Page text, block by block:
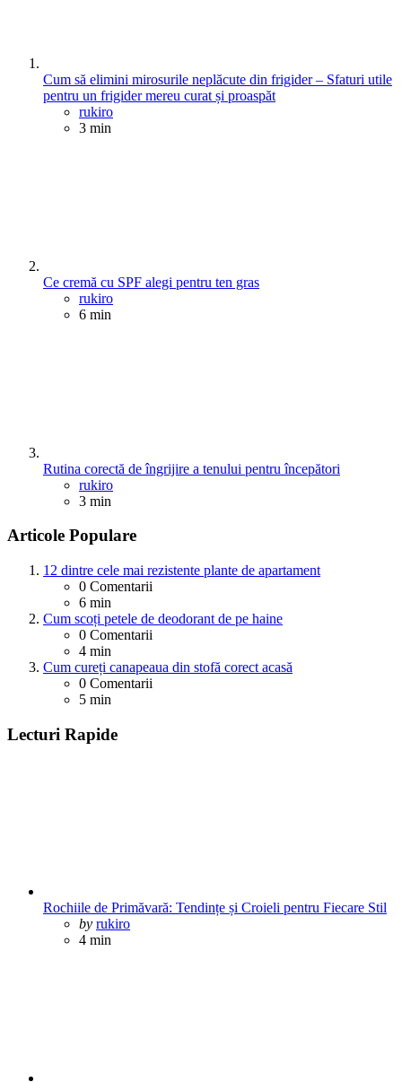
Cum să elimini mirosurile neplăcute din frigider – Sfaturi utile
pentru un frigider mereu curat și proaspăt
Posted
rukiro
3 min
Ce cremă cu SPF alegi pentru ten gras
Posted
rukiro
6 min
Rutina corectă de îngrijire a tenului pentru începători
Posted
rukiro
3 min
Articole Populare
12 dintre cele mai rezistente plante de apartament
0 Comentarii
6 min
Cum scoți petele de deodorant de pe haine
0 Comentarii
4 min
Cum cureți canapeaua din stofă corect acasă
0 Comentarii
5 min
Lecturi Rapide
Rochiile de Primăvară: Tendințe și Croieli pentru Fiecare Stil
Posted
by rukiro
4 min